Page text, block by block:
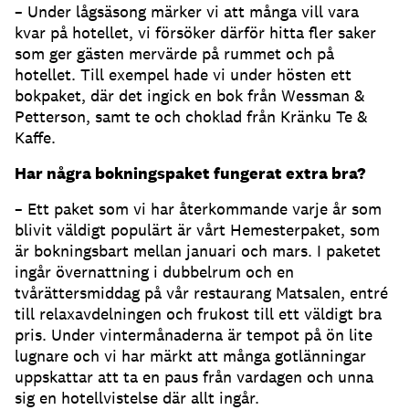
– Under lågsäsong märker vi att många vill vara
kvar på hotellet, vi försöker därför hitta fler saker
som ger gästen mervärde på rummet och på
hotellet. Till exempel hade vi under hösten ett
bokpaket, där det ingick en bok från Wessman &
Petterson, samt te och choklad från Kränku Te &
Kaffe.
Har några bokningspaket fungerat extra bra?
– Ett paket som vi har återkommande varje år som
blivit väldigt populärt är vårt Hemesterpaket, som
är bokningsbart mellan januari och mars. I paketet
ingår övernattning i dubbelrum och en
tvårättersmiddag på vår restaurang Matsalen, entré
till relaxavdelningen och frukost till ett väldigt bra
pris. Under vintermånaderna är tempot på ön lite
lugnare och vi har märkt att många gotlänningar
uppskattar att ta en paus från vardagen och unna
sig en hotellvistelse där allt ingår.